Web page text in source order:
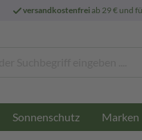
versandkostenfreiab 29 € und
Sonnenschutz Marken